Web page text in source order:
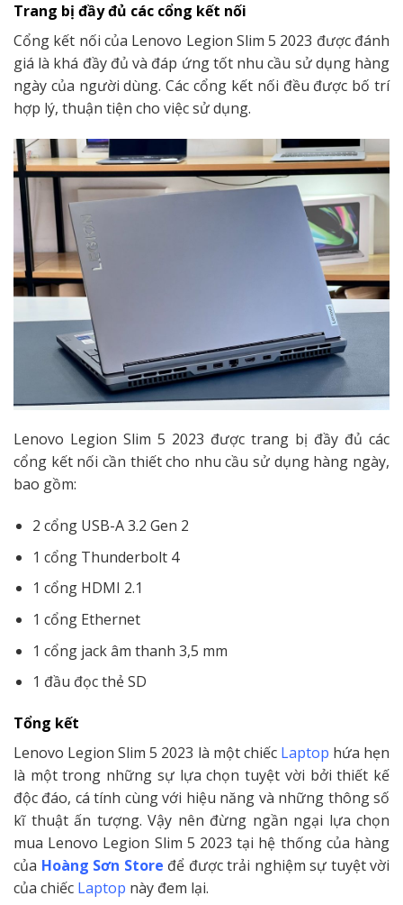
Trang bị đầy đủ các cổng kết nối
Cổng kết nối của Lenovo Legion Slim 5 2023 được đánh
giá là khá đầy đủ và đáp ứng tốt nhu cầu sử dụng hàng
ngày của người dùng. Các cổng kết nối đều được bố trí
hợp lý, thuận tiện cho việc sử dụng.
Lenovo Legion Slim 5 2023 được trang bị đầy đủ các
cổng kết nối cần thiết cho nhu cầu sử dụng hàng ngày,
bao gồm:
2 cổng USB-A 3.2 Gen 2
1 cổng Thunderbolt 4
1 cổng HDMI 2.1
1 cổng Ethernet
1 cổng jack âm thanh 3,5 mm
1 đầu đọc thẻ SD
Tổng kết
Lenovo Legion Slim 5 2023 là một chiếc Laptop hứa hẹn
là một trong những sự lựa chọn tuyệt vời bởi thiết kế
độc đáo, cá tính cùng với hiệu năng và những thông số
kĩ thuật ấn tượng. Vậy nên đừng ngần ngại lựa chọn
mua Lenovo Legion Slim 5 2023 tại hệ thống của hàng
của Hoàng Sơn Store để được trải nghiệm sự tuyệt vời
của chiếc Laptop này đem lại.